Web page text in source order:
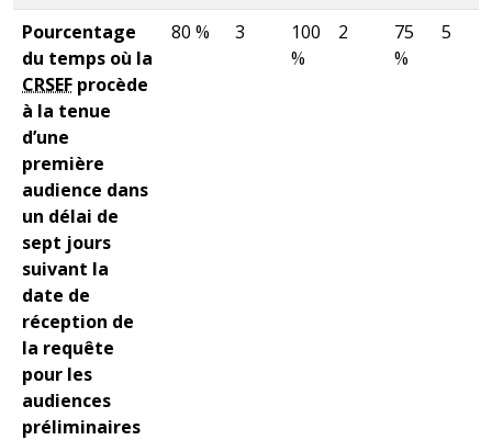
Pourcentage
du temps où la
CRSEF procède
à la tenue
d’une
première
audience dans
un délai de
sept jours
suivant la
date de
réception de
la requête
pour les
audiences
préliminaires
80 % 3
100
%
2
75
%
5